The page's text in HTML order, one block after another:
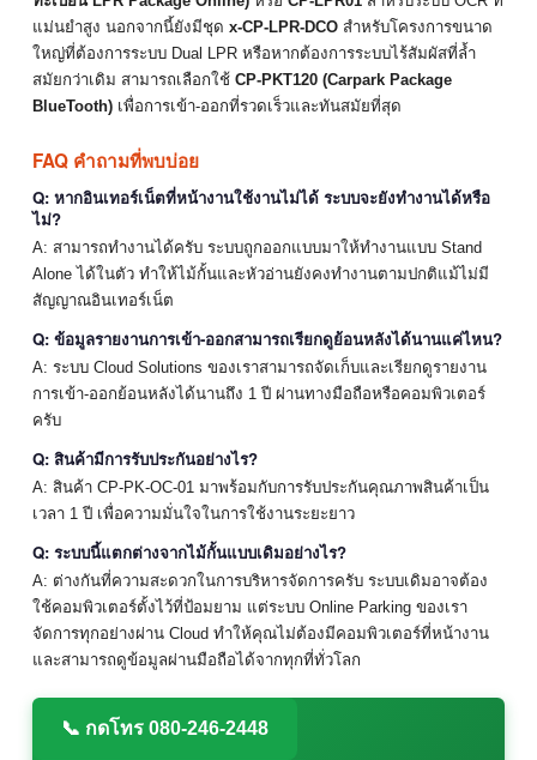
แม่นยำสูง นอกจากนี้ยังมีชุด x-CP-LPR-DCO สำหรับโครงการขนาด
ใหญ่ที่ต้องการระบบ Dual LPR หรือหากต้องการระบบไร้สัมผัสที่ล้ำ
สมัยกว่าเดิม สามารถเลือกใช้ CP-PKT120 (Carpark Package
BlueTooth) เพื่อการเข้า-ออกที่รวดเร็วและทันสมัยที่สุด
FAQ คำถามที่พบบ่อย
Q: หากอินเทอร์เน็ตที่หน้างานใช้งานไม่ได้ ระบบจะยังทำงานได้หรือ
ไม่?
A: สามารถทำงานได้ครับ ระบบถูกออกแบบมาให้ทำงานแบบ Stand
Alone ได้ในตัว ทำให้ไม้กั้นและหัวอ่านยังคงทำงานตามปกติแม้ไม่มี
สัญญาณอินเทอร์เน็ต
Q: ข้อมูลรายงานการเข้า-ออกสามารถเรียกดูย้อนหลังได้นานแค่ไหน?
A: ระบบ Cloud Solutions ของเราสามารถจัดเก็บและเรียกดูรายงาน
การเข้า-ออกย้อนหลังได้นานถึง 1 ปี ผ่านทางมือถือหรือคอมพิวเตอร์
ครับ
Q: สินค้ามีการรับประกันอย่างไร?
A: สินค้า CP-PK-OC-01 มาพร้อมกับการรับประกันคุณภาพสินค้าเป็น
เวลา 1 ปี เพื่อความมั่นใจในการใช้งานระยะยาว
Q: ระบบนี้แตกต่างจากไม้กั้นแบบเดิมอย่างไร?
A: ต่างกันที่ความสะดวกในการบริหารจัดการครับ ระบบเดิมอาจต้อง
ใช้คอมพิวเตอร์ตั้งไว้ที่ป้อมยาม แต่ระบบ Online Parking ของเรา
จัดการทุกอย่างผ่าน Cloud ทำให้คุณไม่ต้องมีคอมพิวเตอร์ที่หน้างาน
และสามารถดูข้อมูลผ่านมือถือได้จากทุกที่ทั่วโลก
📞 กดโทร 080-246-2448